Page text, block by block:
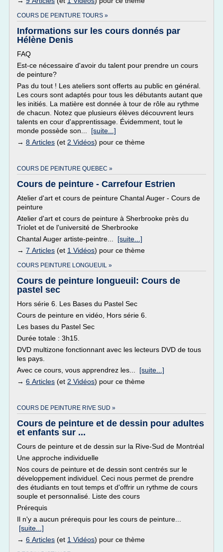
COURS DE PEINTURE TOURS »
Informations sur les cours donnés par
Hélène Denis
FAQ
Est-ce nécessaire d'avoir du talent pour prendre un cours
de peinture?
Pas du tout ! Les ateliers sont offerts au public en général.
Les cours sont adaptés pour tous les débutants autant que
les initiés. La matière est donnée à tour de rôle au rythme
de chacun. Notez que plusieurs élèves découvrent leurs
talents en cour d'apprentissage. Évidemment, tout le
monde possède son... [suite...]
→ 8 Articles (et 2 Vidéos) pour ce thème
COURS DE PEINTURE QUEBEC »
Cours de peinture - Carrefour Estrien
Atelier d'art et cours de peinture Chantal Auger - Cours de
peinture
Atelier d'art et cours de peinture à Sherbrooke près du
Triolet et de l'université de Sherbrooke
Chantal Auger artiste-peintre... [suite...]
→ 7 Articles (et 1 Vidéos) pour ce thème
COURS PEINTURE LONGUEUIL »
Cours de peinture longueuil: Cours de
pastel sec
Hors série 6. Les Bases du Pastel Sec
Cours de peinture en vidéo, Hors série 6.
Les bases du Pastel Sec
Durée totale : 3h15.
DVD multizone fonctionnant avec les lecteurs DVD de tous
les pays.
Avec ce cours, vous apprendrez les... [suite...]
→ 6 Articles (et 2 Vidéos) pour ce thème
COURS DE PEINTURE RIVE SUD »
Cours de peinture et de dessin pour adultes
et enfants sur ...
Cours de peinture et de dessin sur la Rive-Sud de Montréal
Une approche individuelle
Nos cours de peinture et de dessin sont centrés sur le
développement individuel. Ceci nous permet de prendre
des étudiants en tout temps et d'offrir un rythme de cours
souple et personnalisé. Liste des cours
Prérequis
Il n'y a aucun prérequis pour les cours de peinture...
[suite...]
→ 6 Articles (et 1 Vidéos) pour ce thème